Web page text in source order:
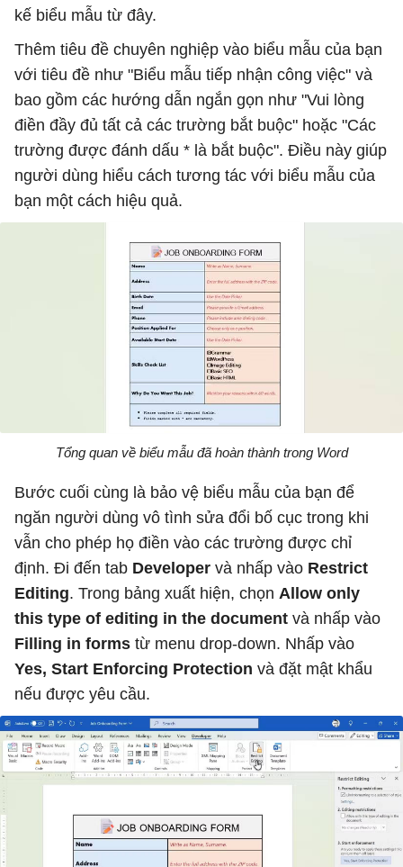
kế biểu mẫu từ đây.
Thêm tiêu đề chuyên nghiệp vào biểu mẫu của bạn
với tiêu đề như "Biểu mẫu tiếp nhận công việc" và
bao gồm các hướng dẫn ngắn gọn như "Vui lòng
điền đầy đủ tất cả các trường bắt buộc" hoặc "Các
trường được đánh dấu * là bắt buộc". Điều này giúp
người dùng hiểu cách tương tác với biểu mẫu của
bạn một cách hiệu quả.
Tổng quan về biểu mẫu đã hoàn thành trong Word
Bước cuối cùng là bảo vệ biểu mẫu của bạn để
ngăn người dùng vô tình sửa đổi bố cục trong khi
vẫn cho phép họ điền vào các trường được chỉ
định. Đi đến tab Developer và nhấp vào Restrict
Editing. Trong bảng xuất hiện, chọn Allow only
this type of editing in the document và nhấp vào
Filling in forms từ menu drop-down. Nhấp vào
Yes, Start Enforcing Protection và đặt mật khẩu
nếu được yêu cầu.